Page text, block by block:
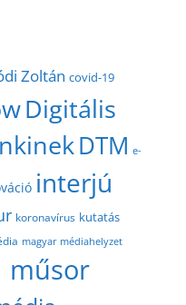
Zoltán covid-19
Digitális
DTM e-
interjú
koronavírus kutatás
magyar médiahelyzet
műsor